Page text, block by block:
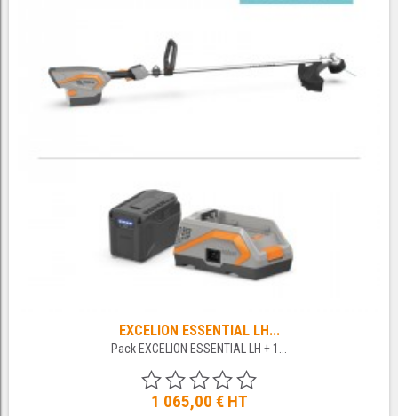
EXCELION ESSENTIAL LH...
Pack EXCELION ESSENTIAL LH + 1...
1 065,00 € HT